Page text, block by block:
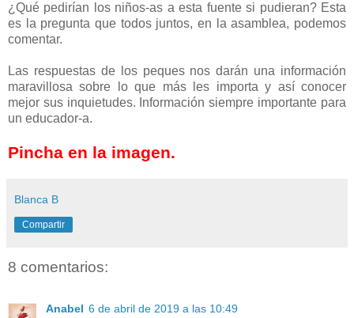
¿Qué pedirían los niños-as a esta fuente si pudieran? Esta
es la pregunta que todos juntos, en la asamblea, podemos
comentar.
Las respuestas de los peques nos darán una información
maravillosa sobre lo que más les importa y así conocer
mejor sus inquietudes. Información siempre importante para
un educador-a.
Pincha en la imagen.
Blanca B
Compartir
8 comentarios:
Anabel 6 de abril de 2019 a las 10:49